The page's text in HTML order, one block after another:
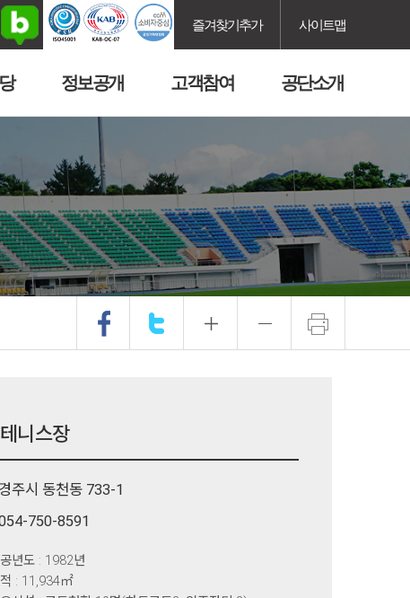
즐겨찾기추가 사이트맵
정보공개 고객참여 공단소개
니스장
경주시 동천동 733-1
750-8591
년도 : 1982년
: 11,934㎡